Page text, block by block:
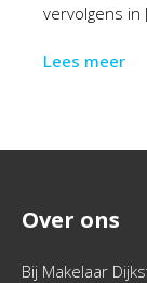
vervolgens in
Lees meer
Over ons
Bij Makelaar